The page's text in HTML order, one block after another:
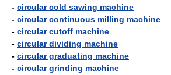
- circular cold sawing machine
- circular continuous milling machine
- circular cutoff machine
- circular dividing machine
- circular graduating machine
- circular grinding machine